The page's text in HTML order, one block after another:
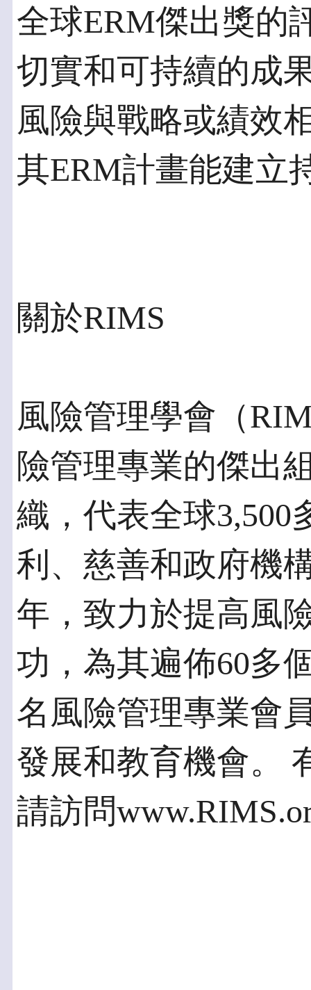
全球ERM傑出獎的
切實和可持續的成
風險與戰略或績效
其ERM計畫能建立
關於RIMS
風險管理學會（
險管理專業的傑出
織，代表全球3,500
利、慈善和政府機
年，致力於提高風
功，為其遍佈60多
名風險管理專業會
發展和教育機會。
請訪問